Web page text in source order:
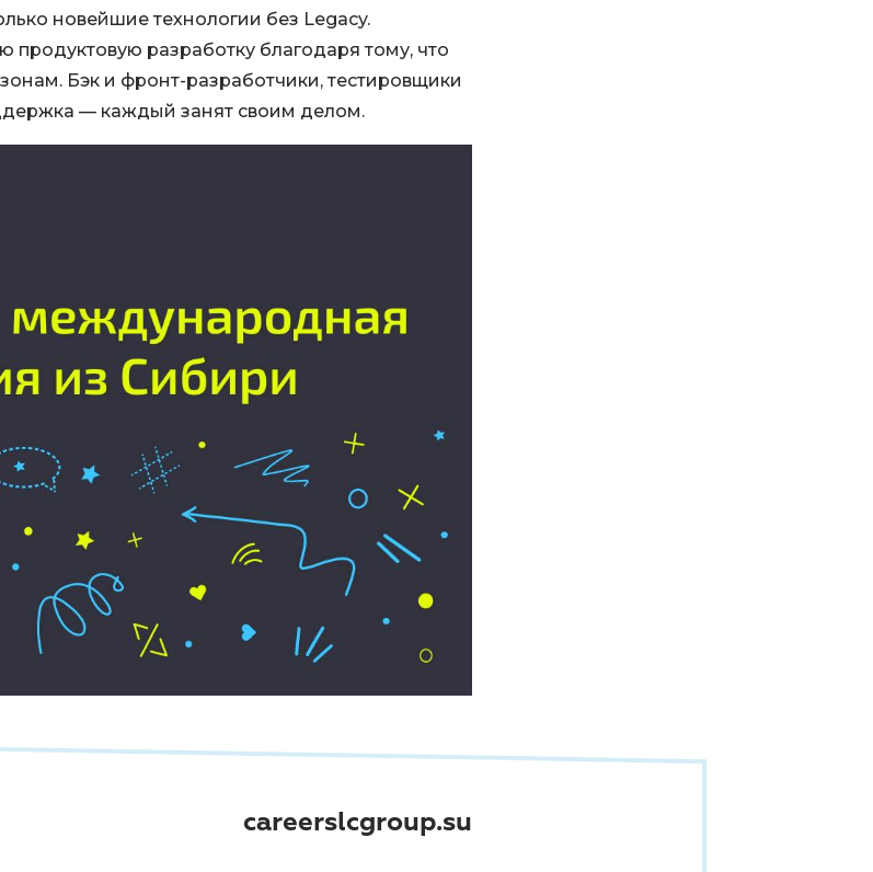
новейшие технологии без Legacy.
продуктовую разработку благодаря тому, что
Бэк и фронт-разработчики, тестировщики
— каждый занят своим делом.
careerslcgroup.su